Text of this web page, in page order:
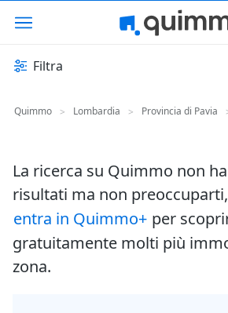
Filtra
Quimmo > Lombardia > Provincia di Pavia
La ricerca su Quimmo non
risultati ma non preoccuparti,
entra in Quimmo+ per
gratuitamente molti più
zona.